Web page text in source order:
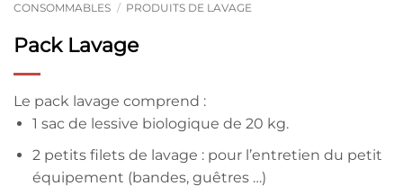
CONSOMMABLES / PRODUITS DE LAVAGE
Pack Lavage
Le pack lavage comprend :
1 sac de lessive biologique de 20 kg.
2 petits filets de lavage : pour l’entretien du petit
équipement (bandes, guêtres …)